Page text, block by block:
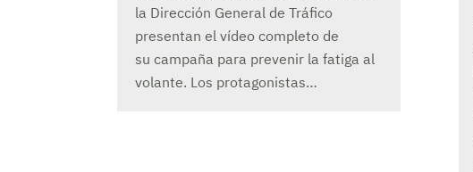
la Dirección General de Tráfico
presentan el vídeo completo de
su campaña para prevenir la fatiga al
volante. Los protagonistas…